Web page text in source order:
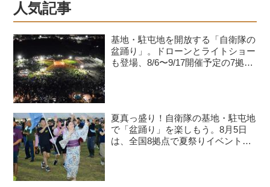
人気記事
基地・駐屯地を開放する「自衛隊の
盆踊り」。ドローンとライトショー
も登場、8/6〜9/17開催予定の7拠点
夏真っ盛り！自衛隊の基地・駐屯地
で「盆踊り」を楽しもう。8月5日
は、全国8拠点で夏祭りイベントが